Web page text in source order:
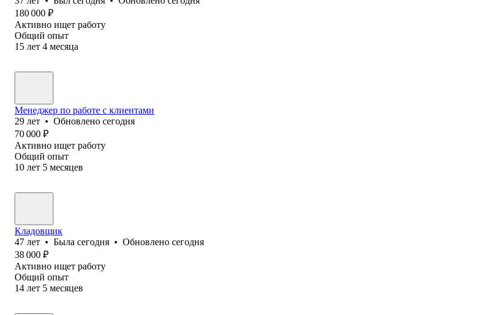
180 000 ₽
Активно ищет работу
Общий опыт
15 лет 4 месяца
Менеджер по работе с клиентами
29 лет • Обновлено сегодня
70 000 ₽
Активно ищет работу
Общий опыт
10 лет 5 месяцев
Кладовщик
47 лет • Была сегодня • Обновлено сегодня
38 000 ₽
Активно ищет работу
Общий опыт
14 лет 5 месяцев